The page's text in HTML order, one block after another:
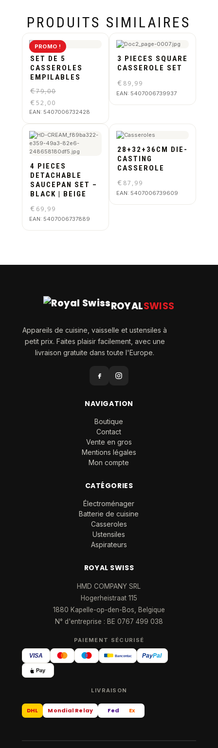
PRODUITS SIMILAIRES
SET DE 5
CASSEROLES
EMPILABLES
PROMO !
€79,00
€52,00
EAN: 5407006732428
3 PIECES SQUARE
CASSEROLE SET
€ 89,99
EAN: 5407006739937
4 PIECES
DETACHABLE
SAUCEPAN SET –
BLACK | BEIGE
€ 69,99
EAN: 5407006737889
28+32+36CM DIE-
CASTING
CASSEROLE
€ 87,99
EAN: 5407006739609
ROYALSWISS
Appareils de cuisine, vaisselle et ustensiles à
petit prix. Faites plaisir facilement, avec une
livraison gratuite dans toute l'Europe.
NAVIGATION
Boutique
Contact
Vente en gros
Mentions légales
Mon compte
CATÉGORIES
Électroménager
Batterie de cuisine
Casseroles
Ustensiles
Aspirateurs
ROYAL SWISS
HMD COMPANY SRL
Hogerheistraat 115
1880 Kapelle-op-den-Bos, Belgique
N° d'entreprise : BE 0767 499 038
PAIEMENT SÉCURISÉ
VISA Bancontact PayPal
Pay
LIVRAISON
DHL Mondial Relay Fed Ex